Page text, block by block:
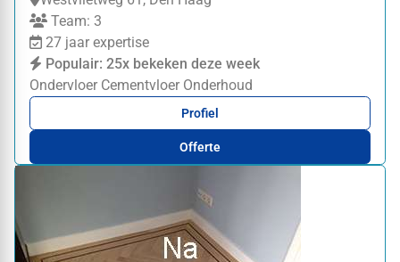
Team: 3
27 jaar expertise
Populair: 25x bekeken deze week
Ondervloer Cementvloer Onderhoud
Profiel
Offerte